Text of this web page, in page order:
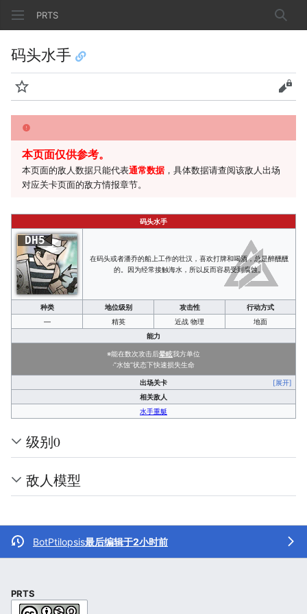
PRTS 搜索
码头水手
监视 查看
本页面仅供参考。
本页面的敌人数据只能代表通常数据 ，具体数据请查阅该敌人出场
对应关卡页面的敌方情报章节。
码头水手
DH5
在码头或者潘乔的船上工作的壮汉，喜欢打牌和喝酒，总是醉醺醺
的。因为经常接触海水，所以反而容易受到腐蚀。
种类 地位级别 攻击性
行动方式
—
精英 近战 物理
地面
能力
※能在数次攻击后晕眩我方单位
·“水蚀”状态下快速损失生命
出场关卡
[展开]
相关敌人
水手重艇
级别0
敌人模型
BotPtilopsis最后编辑于2小时前
PRTS